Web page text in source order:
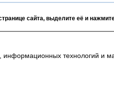
сайта, выделите её и
технологий и